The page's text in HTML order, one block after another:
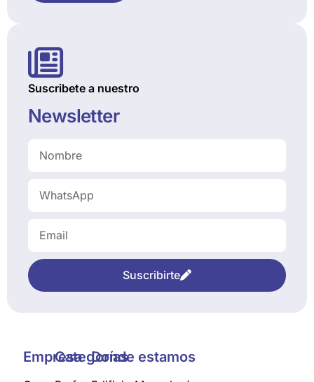
Suscribete a nuestro
Newsletter
Suscribirte
EmpresaCategoríasDonde estamos